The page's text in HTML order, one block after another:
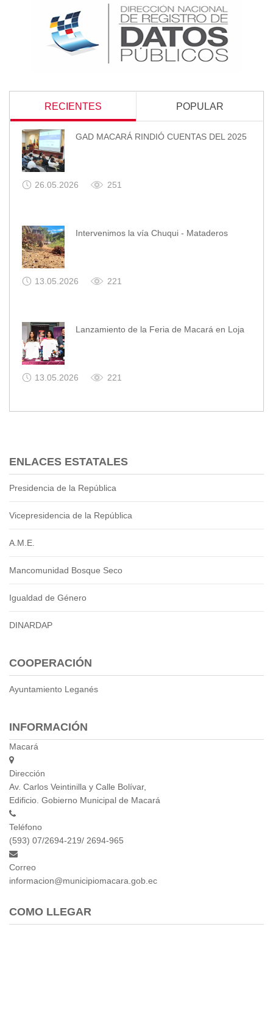
RECIENTES POPULAR
GAD MACARÁ RINDIÓ CUENTAS DEL 2025
26.05.2026 251
Intervenimos la vía Chuqui - Mataderos
13.05.2026 221
Lanzamiento de la Feria de Macará en Loja
13.05.2026 221
ENLACES ESTATALES
Presidencia de la República
Vicepresidencia de la República
A.M.E.
Mancomunidad Bosque Seco
Igualdad de Género
DINARDAP
COOPERACIÓN
Ayuntamiento Leganés
INFORMACIÓN
Macará
Dirección
Av. Carlos Veintinilla y Calle Bolívar,
Edificio. Gobierno Municipal de Macará
Teléfono
(593) 07/2694-219/ 2694-965
Correo
informacion@municipiomacara.gob.ec
COMO LLEGAR